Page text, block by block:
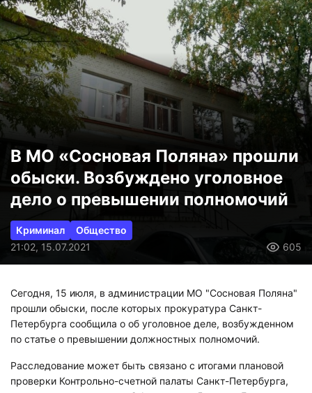
В МО «Сосновая Поляна» прошли
обыски. Возбуждено уголовное
дело о превышении полномочий
Криминал
Общество
21:02, 15.07.2021
605
Сегодня, 15 июля, в администрации МО "Сосновая Поляна"
прошли обыски, после которых прокуратура Санкт-
Петербурга сообщила о об уголовное деле, возбужденном
по статье о превышении должностных полномочий.
Расследование может быть связано с итогами плановой
проверки Контрольно-счетной палаты Санкт-Петербурга,